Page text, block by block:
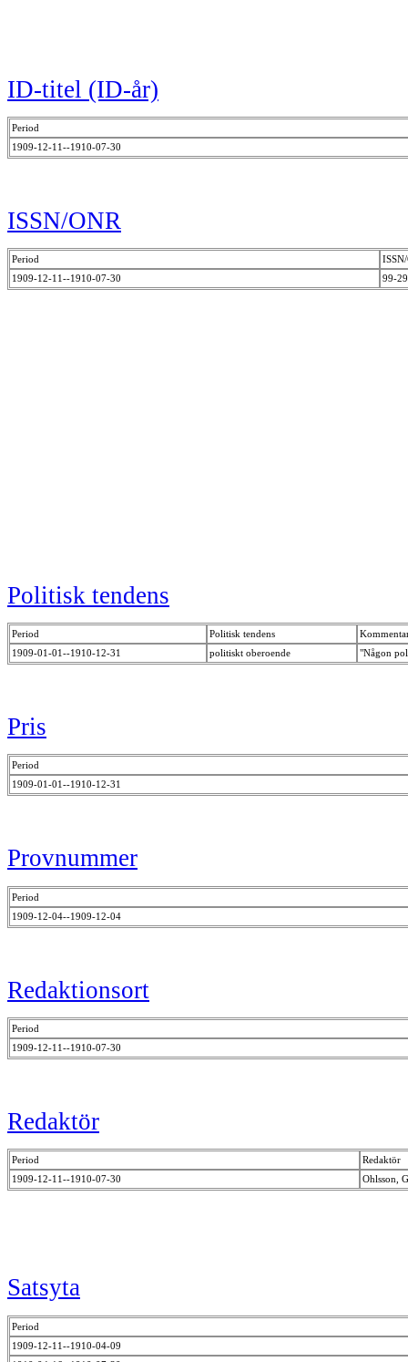
ID-titel (ID-år)
Period
1909-12-11--1910-07-30
ISSN/ONR
Period
1909-12-11--1910-07-30
99-
Politisk tendens
Period Politisk tendens
1909-01-01--1910-12-31
politiskt oberoende "Någon
Pris
Period
1909-01-01--1910-12-31
Provnummer
Period
1909-12-04--1909-12-04
Redaktionsort
Period
1909-12-11--1910-07-30
Redaktör
Period
Redaktör
1909-12-11--1910-07-30
Ohlsson,
Satsyta
Period
1909-12-11--1910-04-09